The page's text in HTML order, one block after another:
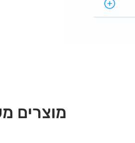
מוצרים